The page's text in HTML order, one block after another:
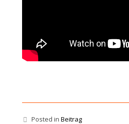
Posted in Beitrag